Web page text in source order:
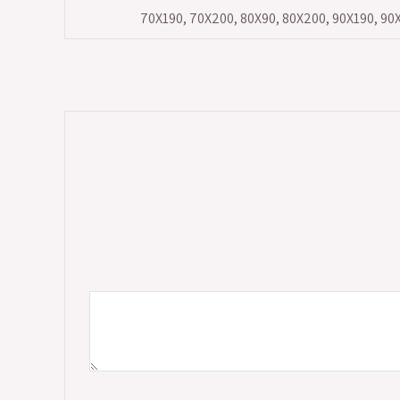
70X190, 70X200, 80X90, 80X200, 90X190,